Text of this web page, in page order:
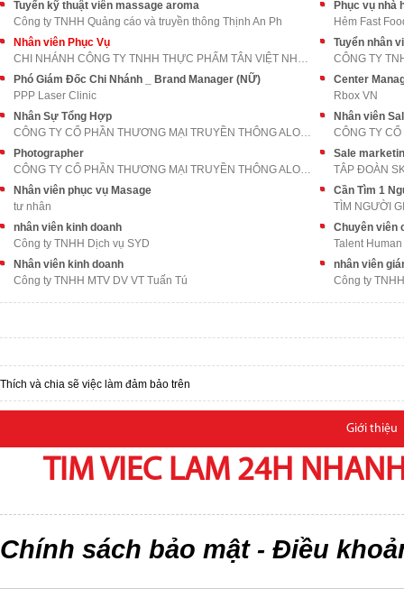
Tuyển kỹ thuật viên massage aroma
Công ty TNHH Quảng cáo và truyền thông Thịnh An Ph
Phục vụ nhà
Hẻm Fast
Nhân viên Phục Vụ
CHI NHÁNH CÔNG TY TNHH THỰC PHẨM TÂN VIỆT NHẬT TẠI
Tuyển nhân
Phó Giám Đốc Chi Nhánh _ Brand Manager (NỮ)
PPP Laser Clinic
Center
Rbox VN
Nhân Sự Tổng Hợp
CÔNG TY CỔ PHẦN THƯƠNG MẠI TRUYỀN THÔNG ALOHA MEDI
Nhân viên
Photographer
CÔNG TY CỔ PHẦN THƯƠNG MẠI TRUYỀN THÔNG ALOHA MEDI
Sale
TÂP ĐOÀN
Nhân viên phục vụ Masage
tư nhân
TÌM NGƯỜI
nhân viên kinh doanh
Công ty TNHH Dịch vụ SYD
Chuyên viên
Talent
Nhân viên kinh doanh
Công ty TNHH MTV DV VT Tuấn Tú
nhân viên
Công ty
Thích và chia sẽ việc làm đảm bảo trên
Giới thiệu
TIM VIEC LAM 24H
Chính sách bảo mật- Điều